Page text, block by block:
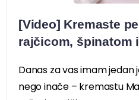
[Video] Kremaste
rajčicom, špinatom
Danas za vas imam
nego inače – kremastu